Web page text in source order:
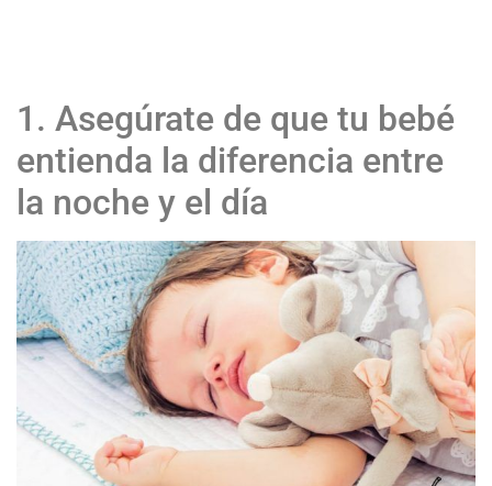
1. Asegúrate de que tu bebé
entienda la diferencia entre
la noche y el día